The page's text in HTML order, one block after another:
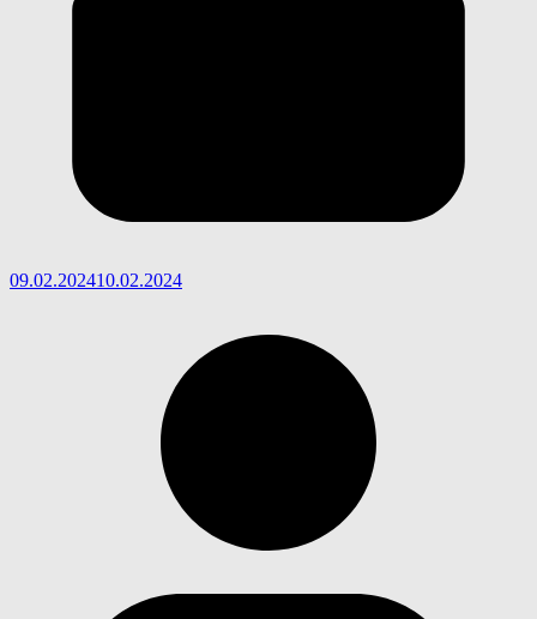
09.02.202410.02.2024